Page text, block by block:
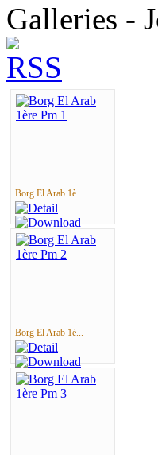
Galleries -
Borg El Arab 1è...
Borg El Arab 1è...